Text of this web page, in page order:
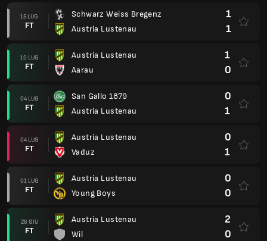
15 LUG
FT
Schwarz Weiss Bregenz
Austria Lustenau
1
1
10 LUG
FT
Austria Lustenau
Aarau
1
0
04 LUG
FT
San Gallo 1879
Austria Lustenau
0
1
04 LUG
FT
Austria Lustenau
Vaduz
0
1
01 LUG
FT
Austria Lustenau
Young Boys
0
0
26 GIU
FT
Austria Lustenau
Wil
2
0